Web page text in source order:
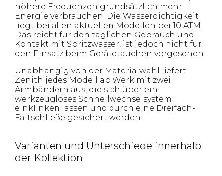
höhere Frequenzen grundsätzlich mehr
Energie verbrauchen. Die Wasserdichtigkeit
liegt bei allen aktuellen Modellen bei 10 ATM.
Das reicht für den täglichen Gebrauch und
Kontakt mit Spritzwasser, ist jedoch nicht für
den Einsatz beim Gerätetauchen vorgesehen.
Unabhängig von der Materialwahl liefert
Zenith jedes Modell ab Werk mit zwei
Armbändern aus, die sich über ein
werkzeugloses Schnellwechselsystem
einklinken lassen und durch eine Dreifach-
Faltschließe gesichert werden.
Varianten und Unterschiede innerhalb
der Kollektion